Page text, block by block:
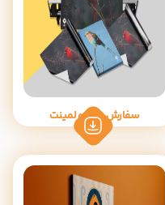
سفارش پلات و لمینت